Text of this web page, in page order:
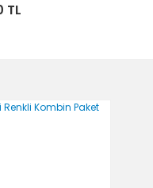
TL